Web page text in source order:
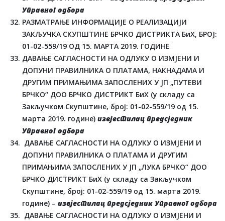
Управног одбора
РАЗМАТРАЊЕ ИНФОРМАЦИЈЕ О РЕАЛИЗАЦИЈИ
ЗАКЉУЧКА СКУПШТИНЕ БРЧКО ДИСТРИКТА БиХ, БРОЈ:
01-02-559/19 ОД 15. МАРТА 2019. ГОДИНЕ
ДАВАЊЕ САГЛАСНОСТИ НА ОДЛУКУ О ИЗМЈЕНИ И
ДОПУНИ ПРАВИЛНИКА О ПЛАТАМА, НАКНАДАМА И
ДРУГИМ ПРИМАЊИМА ЗАПОСЛЕНИХ У ЈП „ПУТЕВИ
БРЧКО“ ДОО БРЧКО ДИСТРИКТ БиХ (у складу са
Закључком Скупштине, број: 01-02-559/19 од 15.
марта 2019. године) извјестилац предсједник
Управног одбора
ДАВАЊЕ САГЛАСНОСТИ НА ОДЛУКУ О ИЗМЈЕНИ И
ДОПУНИ ПРАВИЛНИКА О ПЛАТАМА И ДРУГИМ
ПРИМАЊИМА ЗАПОСЛЕНИХ У ЈП „ЛУКА БРЧКО“ ДОО
БРЧКО ДИСТРИКТ БиХ (у складу са Закључком
Скупштине, број: 01-02-559/19 од 15. марта 2019.
године) – извјестилац предсједник Управног одбора
ДАВАЊЕ САГЛАСНОСТИ НА ОДЛУКУ О ИЗМЈЕНИ И